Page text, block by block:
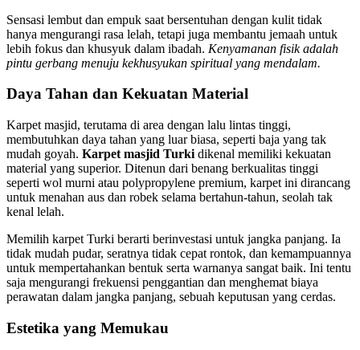
Sensasi lembut dan empuk saat bersentuhan dengan kulit tidak
hanya mengurangi rasa lelah, tetapi juga membantu jemaah untuk
lebih fokus dan khusyuk dalam ibadah. Kenyamanan fisik adalah
pintu gerbang menuju kekhusyukan spiritual yang mendalam.
Daya Tahan dan Kekuatan Material
Karpet masjid, terutama di area dengan lalu lintas tinggi,
membutuhkan daya tahan yang luar biasa, seperti baja yang tak
mudah goyah. Karpet masjid Turki dikenal memiliki kekuatan
material yang superior. Ditenun dari benang berkualitas tinggi
seperti wol murni atau polypropylene premium, karpet ini dirancang
untuk menahan aus dan robek selama bertahun-tahun, seolah tak
kenal lelah.
Memilih karpet Turki berarti berinvestasi untuk jangka panjang. Ia
tidak mudah pudar, seratnya tidak cepat rontok, dan kemampuannya
untuk mempertahankan bentuk serta warnanya sangat baik. Ini tentu
saja mengurangi frekuensi penggantian dan menghemat biaya
perawatan dalam jangka panjang, sebuah keputusan yang cerdas.
Estetika yang Memukau